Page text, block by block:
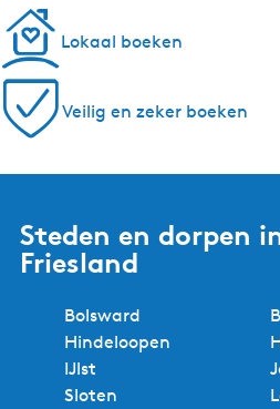
Lokaal boeken
Veilig en zeker boeken
Steden en dorpen
Friesland
Bolsward
Hindeloopen
IJlst
Sloten